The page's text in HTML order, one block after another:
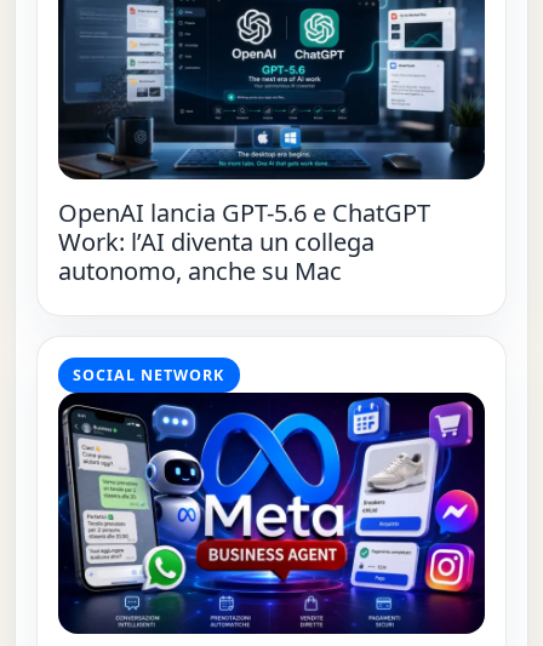
OpenAI lancia GPT-5.6 e ChatGPT
Work: l’AI diventa un collega
autonomo, anche su Mac
SOCIAL NETWORK